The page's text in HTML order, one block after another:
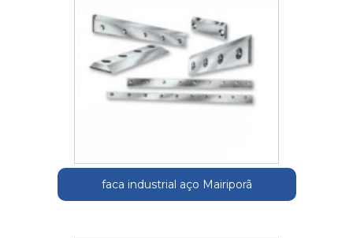
faca industrial aço Mairiporã